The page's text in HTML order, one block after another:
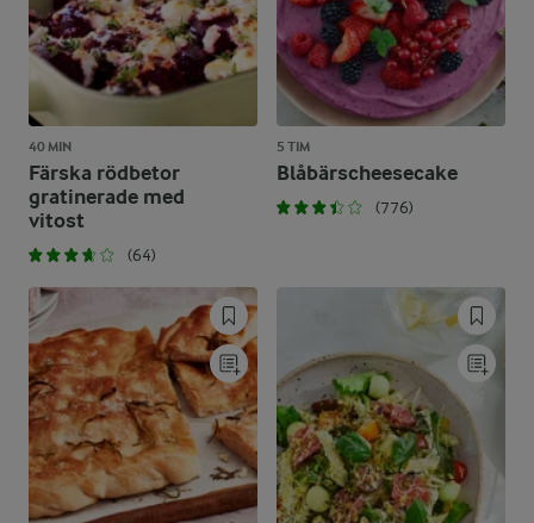
40 MIN
Färska rödbetor
gratinerade med
vitost
(64)
5 TIM
Blåbärscheesecake
(776)